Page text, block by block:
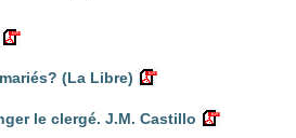
(La Libre)
le clergé. J.M. Castillo